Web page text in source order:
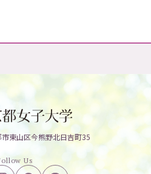
東山区今熊野北日吉町35
Us